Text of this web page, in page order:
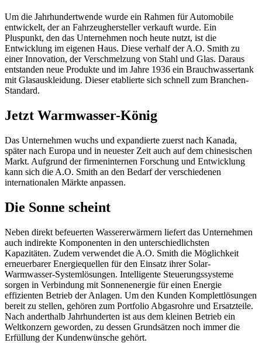
Um die Jahrhundertwende wurde ein Rahmen für Automobile
entwickelt, der an Fahrzeughersteller verkauft wurde. Ein
Pluspunkt, den das Unternehmen noch heute nutzt, ist die
Entwicklung im eigenen Haus. Diese verhalf der A.O. Smith zu
einer Innovation, der Verschmelzung von Stahl und Glas. Daraus
entstanden neue Produkte und im Jahre 1936 ein Brauchwassertank
mit Glasauskleidung. Dieser etablierte sich schnell zum Branchen-
Standard.
Jetzt Warmwasser-König
Das Unternehmen wuchs und expandierte zuerst nach Kanada,
später nach Europa und in neuester Zeit auch auf dem chinesischen
Markt. Aufgrund der firmeninternen Forschung und Entwicklung
kann sich die A.O. Smith an den Bedarf der verschiedenen
internationalen Märkte anpassen.
Die Sonne scheint
Neben direkt befeuerten Wassererwärmern liefert das Unternehmen
auch indirekte Komponenten in den unterschiedlichsten
Kapazitäten. Zudem verwendet die A.O. Smith die Möglichkeit
erneuerbarer Energiequellen für den Einsatz ihrer Solar-
Warmwasser-Systemlösungen. Intelligente Steuerungssysteme
sorgen in Verbindung mit Sonnenenergie für einen Energie
effizienten Betrieb der Anlagen. Um den Kunden Komplettlösungen
bereit zu stellen, gehören zum Portfolio Abgasrohre und Ersatzteile.
Nach anderthalb Jahrhunderten ist aus dem kleinen Betrieb ein
Weltkonzern geworden, zu dessen Grundsätzen noch immer die
Erfüllung der Kundenwünsche gehört.